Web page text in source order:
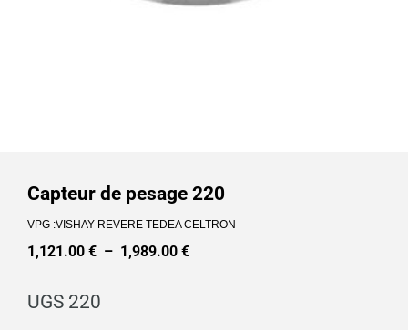
Capteur de pesage 220
VPG :VISHAY REVERE TEDEA CELTRON
1,121.00 € – 1,989.00 €
Plage
UGS 220